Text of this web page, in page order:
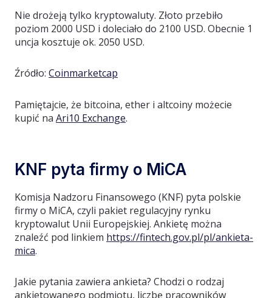
Nie drożeją tylko kryptowaluty. Złoto przebiło
poziom 2000 USD i doleciało do 2100 USD. Obecnie 1
uncja kosztuje ok. 2050 USD.
Źródło: Coinmarketcap
Pamiętajcie, że bitcoina, ether i altcoiny możecie
kupić na Ari10 Exchange.
KNF pyta firmy o MiCA
Komisja Nadzoru Finansowego (KNF) pyta polskie
firmy o MiCA, czyli pakiet regulacyjny rynku
kryptowalut Unii Europejskiej. Ankietę można
znaleźć pod linkiem https://fintech.gov.pl/pl/ankieta-
mica.
Jakie pytania zawiera ankieta? Chodzi o rodzaj
ankietowanego podmiotu, liczbę pracowników